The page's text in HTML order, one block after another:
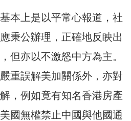
本上是以平常心報道，社
秉公辦理，正確地反眏出
但亦以不激怒中方為主。
重誤解美加關係外，亦對
，例如竟有知名香港房產
國無權禁止中國與他國通